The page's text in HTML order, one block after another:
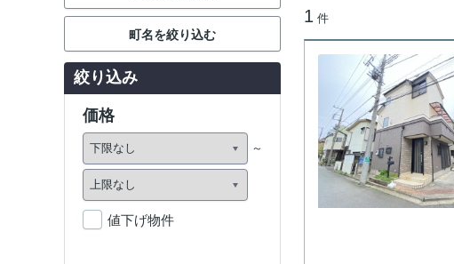
1 件
町名を絞り込む
絞り込み
価格
値下げ物件